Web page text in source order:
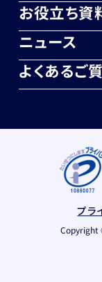
お役立ち資
ニュース
よくあるご
プラ
Copyright